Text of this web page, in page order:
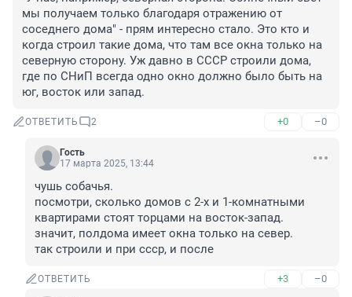
мы получаем только благодаря отражению от
соседнего дома" - прям интересно стало. Это кто и
когда строил такие дома, что там все окна только на
северную сторону. Уж давно в СССР строили дома,
где по СНиП всегда одно окно должно было быть на
юг, восток или запад.
ОТВЕТИТЬ 2 +0 –0
Гость
17 марта 2025, 13:44
чушь собачья.
посмотри, сколько домов с 2-х и 1-комнатными
квартирами стоят торцами на восток-запад.
значит, полдома имеет окна только на север.
так строили и при ссср, и после
ОТВЕТИТЬ +3 –0